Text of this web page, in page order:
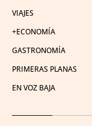
VIAJES
+ECONOMÍA
GASTRONOMÍA
PRIMERAS PLANAS
EN VOZ BAJA